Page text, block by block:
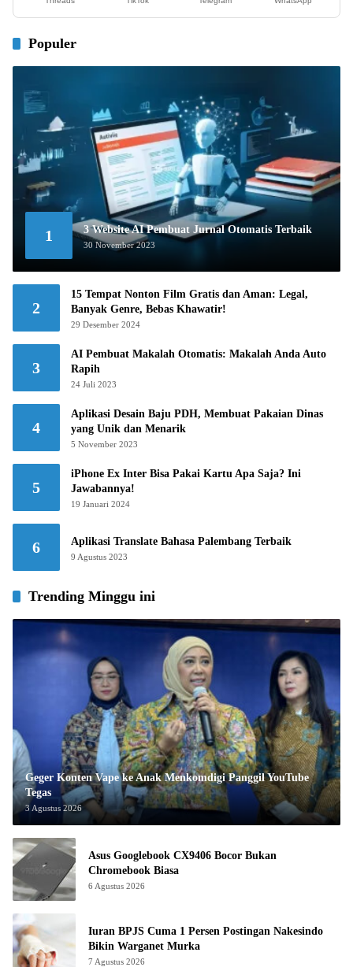
Populer
1 3 Website AI Pembuat Jurnal Otomatis Terbaik
30 November 2023
2
15 Tempat Nonton Film Gratis dan Aman: Legal,
Banyak Genre, Bebas Khawatir!
29 Desember 2024
3
AI Pembuat Makalah Otomatis: Makalah Anda Auto
Rapih
24 Juli 2023
4
Aplikasi Desain Baju PDH, Membuat Pakaian Dinas
yang Unik dan Menarik
5 November 2023
5
iPhone Ex Inter Bisa Pakai Kartu Apa Saja? Ini
Jawabannya!
19 Januari 2024
6 Aplikasi Translate Bahasa Palembang Terbaik
9 Agustus 2023
Trending Minggu ini
Geger Konten Vape ke Anak Menkomdigi Panggil YouTube
Tegas
3 Agustus 2026
Asus Googlebook CX9406 Bocor Bukan
Chromebook Biasa
6 Agustus 2026
Iuran BPJS Cuma 1 Persen Postingan Nakesindo
Bikin Warganet Murka
7 Agustus 2026